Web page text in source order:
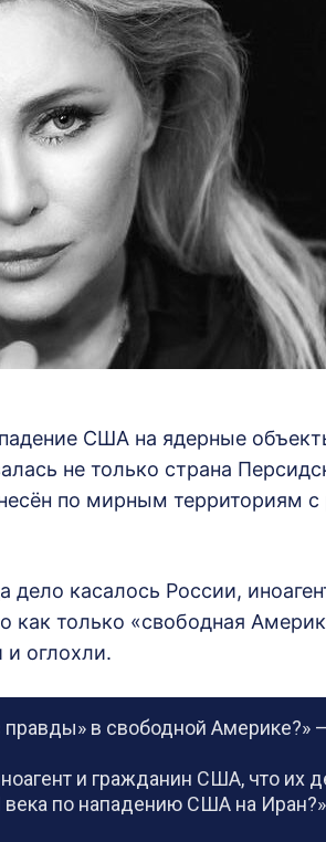
США на ядерные
не только страна
по мирным территориям
дело касалось России,
как только «свободная
и оглохли.
правды» в свободной Америке?»
и гражданин США, что их
по нападению США на Иран?»